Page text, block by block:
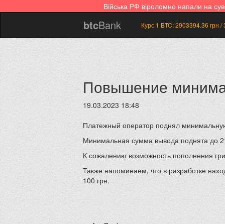
Війська РФ віроломно напали на
btcBank Курс 1 BTC:2903394.36 грн /
Повышение
19.03.2023 18:48
Платежный оператор поднял
Минимальная сумма вывода поднята до
К сожалению возможность пополнения
Также напоминаем, что в разработке
100 грн.